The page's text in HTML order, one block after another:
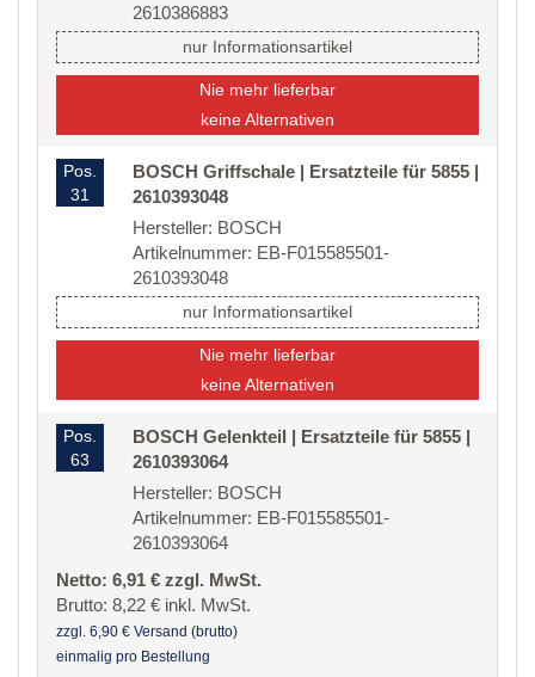
2610386883
nur Informationsartikel
Nie mehr lieferbar
keine Alternativen
Pos.
31
BOSCH Griffschale | Ersatzteile für 5855 |
2610393048
Hersteller: BOSCH
Artikelnummer: EB-F015585501-
2610393048
nur Informationsartikel
Nie mehr lieferbar
keine Alternativen
Pos.
63
BOSCH Gelenkteil | Ersatzteile für 5855 |
2610393064
Hersteller: BOSCH
Artikelnummer: EB-F015585501-
2610393064
Netto: 6,91 € zzgl. MwSt.
Brutto: 8,22 € inkl. MwSt.
zzgl. 6,90 € Versand (brutto)
einmalig pro Bestellung